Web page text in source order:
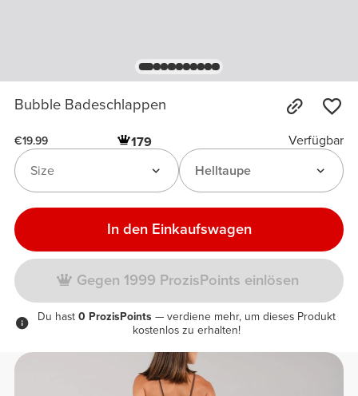
Bubble Badeschlappen
€19.99 179
Verfügbar
Helltaupe
Size
In den Einkaufswagen
Gegen 1999 ProzisPoints einlösen
Du hast 0 ProzisPoints — verdiene mehr, um dieses Produkt
kostenlos zu erhalten!